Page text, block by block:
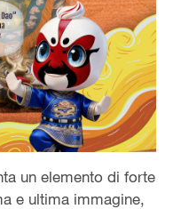
un elemento di forte
e ultima immagine,